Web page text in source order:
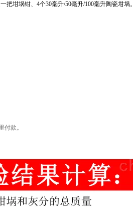
把坩埚钳、 4个30毫升/50毫升/100毫升陶瓷坩埚。
款。